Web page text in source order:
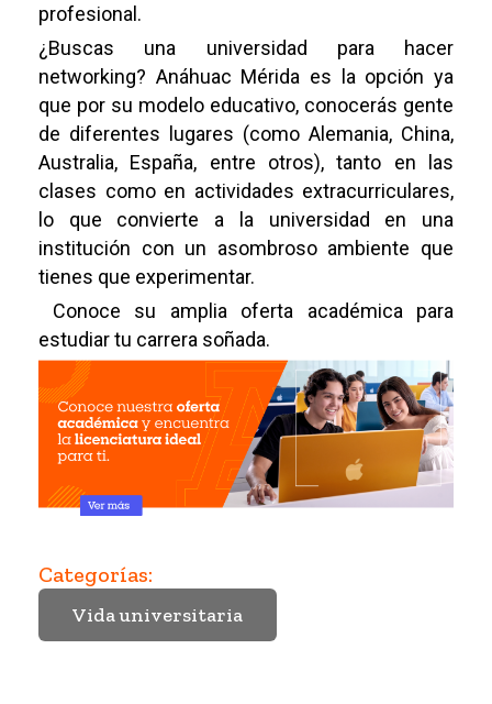
profesional.
¿Buscas una universidad para hacer
networking? Anáhuac Mérida es la opción ya
que por su modelo educativo, conocerás gente
de diferentes lugares (como Alemania, China,
Australia, España, entre otros), tanto en las
clases como en actividades extracurriculares,
lo que convierte a la universidad en una
institución con un asombroso ambiente que
tienes que experimentar.
Conoce su amplia oferta académica para
estudiar tu carrera soñada.
Categorías:
Vida universitaria